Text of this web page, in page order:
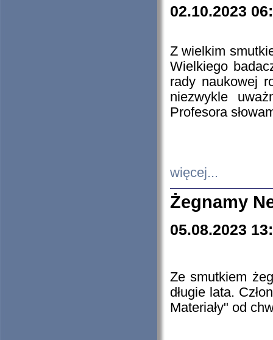
02.10.2023
Z wielkim
Wielkiego
rady naukowej
niezwykle
Profesora
więcej...
Żegnamy
05.08.2023
Ze smutkiem
długie lata.
Materiały" od